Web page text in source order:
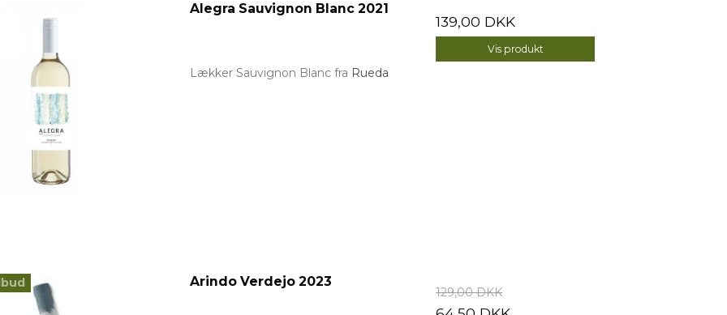
Alegra Sauvignon Blanc 2021
Lækker Sauvignon Blanc fra Rueda
139,00 DKK
Vis produkt
Arindo Verdejo 2023
129,00 DKK